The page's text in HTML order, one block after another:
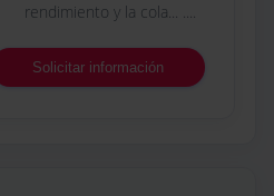
rendimiento y la cola... ....
Solicitar información